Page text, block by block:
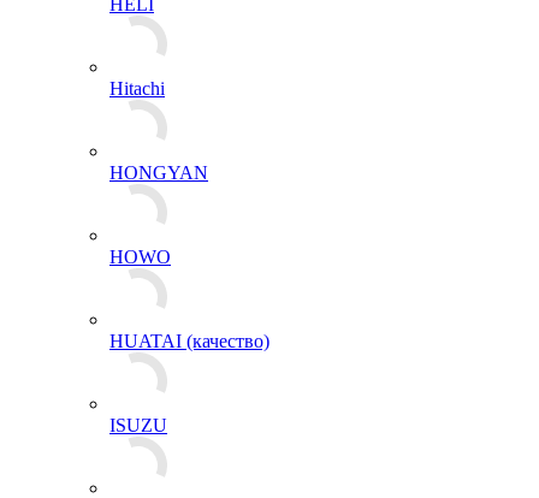
HELI
Hitachi
HONGYAN
HOWO
HUATAI (качество)
ISUZU